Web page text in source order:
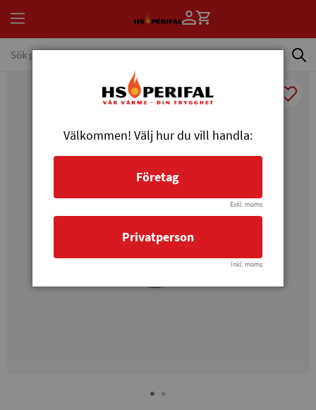
Välkommen! Välj hur du vill handla:
Företag
Exkl. moms
Privatperson
Inkl. moms